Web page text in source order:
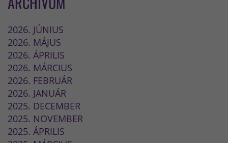
2026. JÚNIUS
2026. MÁJUS
2026. ÁPRILIS
2026. MÁRCIUS
2026. FEBRUÁR
2026. JANUÁR
2025. DECEMBER
2025. NOVEMBER
2025. ÁPRILIS